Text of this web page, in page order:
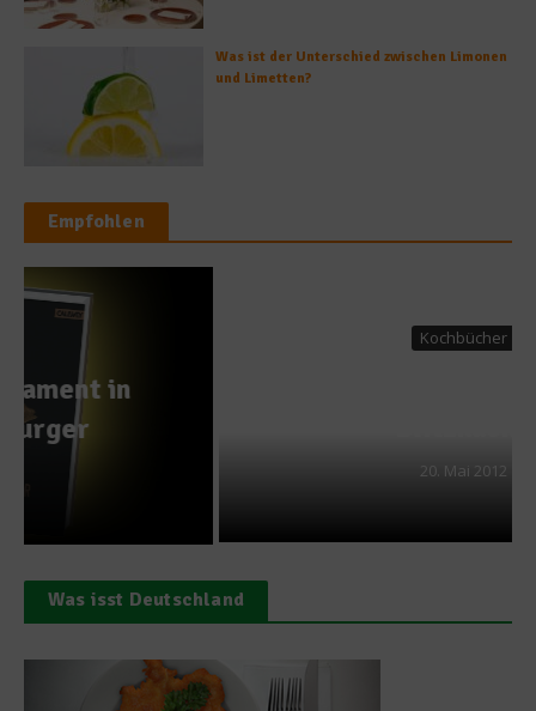
Was ist der Unterschied zwischen Limonen
und Limetten?
Empfohlen
Was isst Deutschland